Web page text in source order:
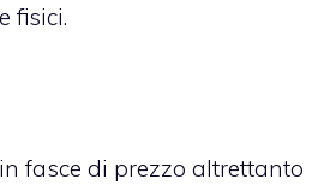
fisici.
fasce di prezzo altrettanto